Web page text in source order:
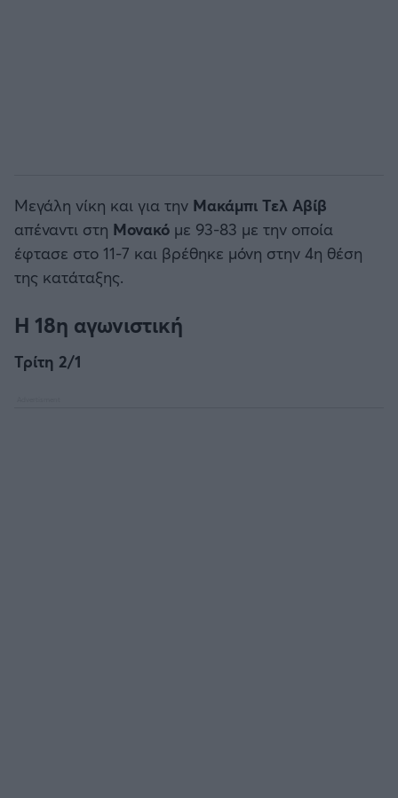
Μεγάλη νίκη και για την Μακάμπι Τελ Αβίβ
απέναντι στη Μονακό με 93-83 με την οποία
έφτασε στο 11-7 και βρέθηκε μόνη στην 4η θέση
της κατάταξης.
Η 18η αγωνιστική
Τρίτη 2/1